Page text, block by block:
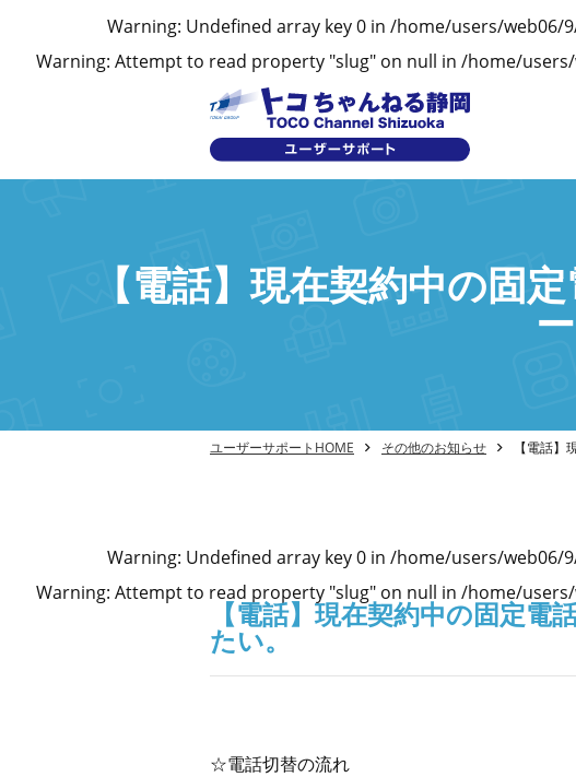
Warning: Undefined array key 0 in /home/users/web06/
Warning: Attempt to read property "slug" on null in /home/
【電話】現在契約中の固
ユーザーサポートHOME その他のお知らせ 【電話
Warning: Undefined array key 0 in /home/users/web06/
Warning: Attempt to read property "slug" on null in /home/
【電話】現在契約中の固定
たい。
☆電話切替の流れ